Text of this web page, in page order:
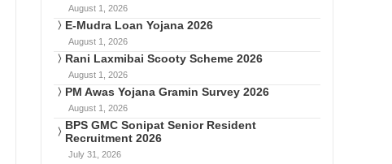
August 1, 2026
E-Mudra Loan Yojana 2026
August 1, 2026
Rani Laxmibai Scooty Scheme 2026
August 1, 2026
PM Awas Yojana Gramin Survey 2026
August 1, 2026
BPS GMC Sonipat Senior Resident
Recruitment 2026
July 31, 2026